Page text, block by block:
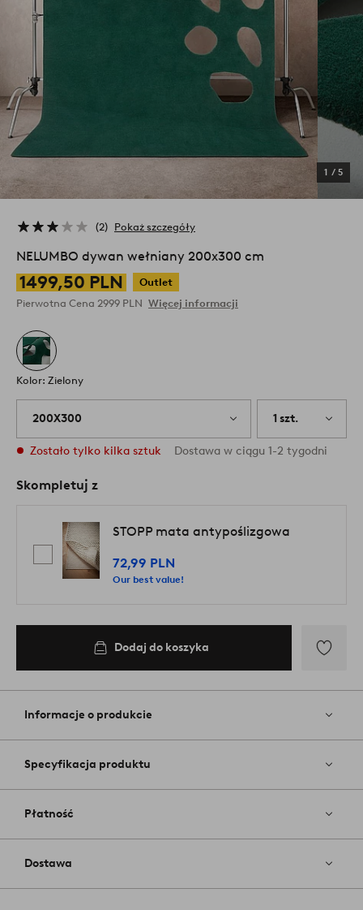
1 / 5
2 Pokaż szczegóły
NELUMBO dywan wełniany 200x300 cm
1499,50 PLN
Outlet
Pierwotna Cena 2999 PLN Więcej informacji
Kolor: Zielony
200X300 1 szt.
Zostało tylko kilka sztuk Dostawa w ciągu 1-2 tygodni
Skompletuj z
STOPP mata antypoślizgowa
72,99 PLN
Our best value!
Dodaj do koszyka
do
Informacje o produkcie
Specyfikacja produktu
Płatność
Dostawa